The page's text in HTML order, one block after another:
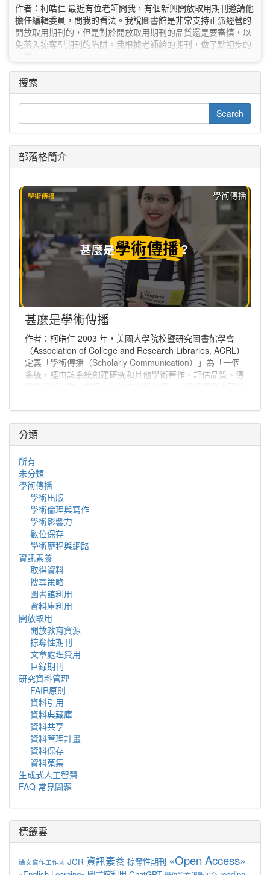
作者：柯皓仁 最近有位老師問我，有個新興開放取用期刊邀請他
擔任編輯委員，問我的看法。我說圖書館是非常支持正派經營的
開放取用期刊的，但是對於開放取用期刊的品質還是要審慎，以
免落入掠奪型期刊的陷阱。我根據老師給的期刊，做了點初步的
搜索
部落格簡介
學術傳播
甚麼是學術傳播
作者：柯皓仁 2003 年，美國大學院校暨研究圖書館學會
（Association of College and Research Libraries, ACRL）
定義「學術傳播（Scholarly Communication）」為「一個
系統，經由該系統創建研究和其他學術著作、評估品質、傳
或更多人能取得的程序。
分類
所有
未分類
學術傳播
學術出版
學術倫理與寫作
學術影響力
數位保存
學術歷程與網路
資訊素養
取得資料
搜尋策略
圖書館利用
資料庫利用
開放取用
開放教育資源
掠奪性期刊
文章處理費用
巨錄期刊
研究資料管理
FAIR原則
資料引用
資料典藏庫
資料共享
資料管理計畫
資料保存
資料蒐集
生成式人工智慧
FAQ 常見問題
標籤雲
論文寫作工作坊 JCR 資訊素養 掠奪性期刊 «Open Access»